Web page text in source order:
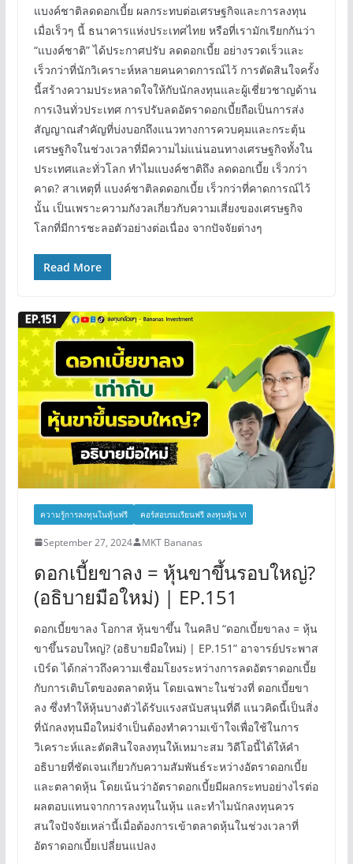
แบงค์ชาติลดดอกเบี้ย ผลกระทบต่อเศรษฐกิจและการลงทุน
เมื่อเร็วๆ นี้ ธนาคารแห่งประเทศไทย หรือที่เรามักเรียกกันว่า
“แบงค์ชาติ” ได้ประกาศปรับ ลดดอกเบี้ย อย่างรวดเร็วและ
เร็วกว่าที่นักวิเคราะห์หลายคนคาดการณ์ไว้ การตัดสินใจครั้ง
นี้สร้างความประหลาดใจให้กับนักลงทุนและผู้เชี่ยวชาญด้าน
การเงินทั่วประเทศ การปรับลดอัตราดอกเบี้ยถือเป็นการส่ง
สัญญาณสำคัญที่บ่งบอกถึงแนวทางการควบคุมและกระตุ้น
เศรษฐกิจในช่วงเวลาที่มีความไม่แน่นอนทางเศรษฐกิจทั้งใน
ประเทศและทั่วโลก ทำไมแบงค์ชาติถึง ลดดอกเบี้ย เร็วกว่า
คาด? สาเหตุที่ แบงค์ชาติลดดอกเบี้ย เร็วกว่าที่คาดการณ์ไว้
นั้น เป็นเพราะความกังวลเกี่ยวกับความเสี่ยงของเศรษฐกิจ
โลกที่มีการชะลอตัวอย่างต่อเนื่อง จากปัจจัยต่างๆ
Read More
ความรู้การลงทุนในหุ้นฟรี คอร์สอบรมเรียนฟรี ลงทุนหุ้น VI
September 27, 2024 MKT Bananas
ดอกเบี้ยขาลง = หุ้นขาขึ้นรอบใหญ่?
(อธิบายมือใหม่) | EP.151
ดอกเบี้ยขาลง โอกาส หุ้นขาขึ้น ในคลิป “ดอกเบี้ยขาลง = หุ้น
ขาขึ้นรอบใหญ่? (อธิบายมือใหม่) | EP.151” อาจารย์ประพาส
เบิร์ด ได้กล่าวถึงความเชื่อมโยงระหว่างการลดอัตราดอกเบี้ย
กับการเติบโตของตลาดหุ้น โดยเฉพาะในช่วงที่ ดอกเบี้ยขา
ลง ซึ่งทำให้หุ้นบางตัวได้รับแรงสนับสนุนที่ดี แนวคิดนี้เป็นสิ่ง
ที่นักลงทุนมือใหม่จำเป็นต้องทำความเข้าใจเพื่อใช้ในการ
วิเคราะห์และตัดสินใจลงทุนให้เหมาะสม วิดีโอนี้ได้ให้คำ
อธิบายที่ชัดเจนเกี่ยวกับความสัมพันธ์ระหว่างอัตราดอกเบี้ย
และตลาดหุ้น โดยเน้นว่าอัตราดอกเบี้ยมีผลกระทบอย่างไรต่อ
ผลตอบแทนจากการลงทุนในหุ้น และทำไมนักลงทุนควร
สนใจปัจจัยเหล่านี้เมื่อต้องการเข้าตลาดหุ้นในช่วงเวลาที่
อัตราดอกเบี้ยเปลี่ยนแปลง